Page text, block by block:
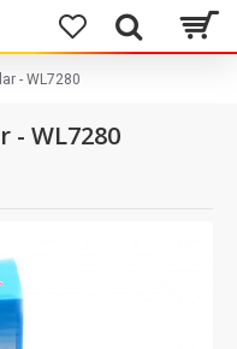
- WL7280
- WL7280